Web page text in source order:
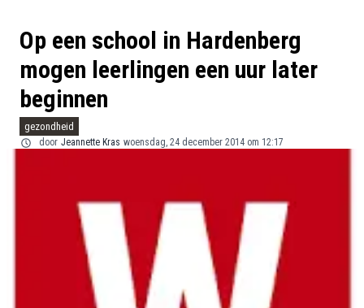
Op een school in Hardenberg
mogen leerlingen een uur later
beginnen
gezondheid
door Jeannette Kras woensdag, 24 december 2014 om 12:17